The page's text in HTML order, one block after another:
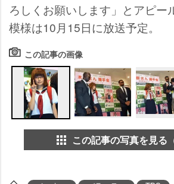
ろしくお願いします」とアピー
模様は10月15日に放送予定。
この記事の画像
この記事の写真を見る